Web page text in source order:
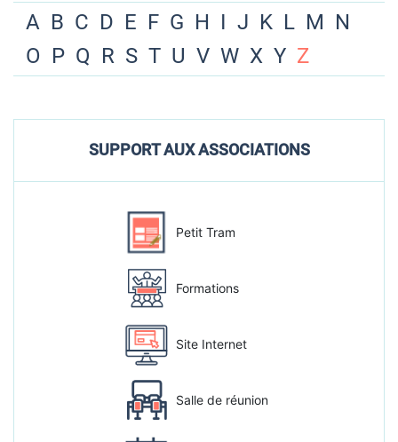
A B C D E F G H I J K L M N
O P Q R S T U V W X Y Z
SUPPORT AUX ASSOCIATIONS
Petit Tram
Formations
Site Internet
Salle de réunion